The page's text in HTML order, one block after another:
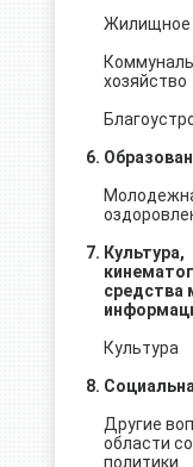
Жилищное
хозяйство
6.
7. Культура,
средства
Культура
8.
Другие
области
политики